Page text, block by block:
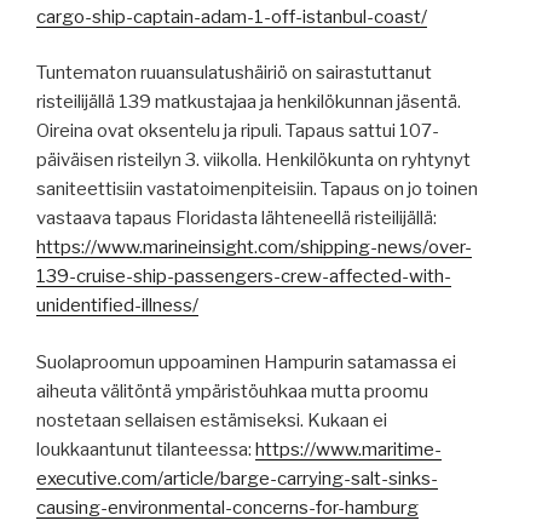
cargo-ship-captain-adam-1-off-istanbul-coast/
Tuntematon ruuansulatushäiriö on sairastuttanut
risteilijällä 139 matkustajaa ja henkilökunnan jäsentä.
Oireina ovat oksentelu ja ripuli. Tapaus sattui 107-
päiväisen risteilyn 3. viikolla. Henkilökunta on ryhtynyt
saniteettisiin vastatoimenpiteisiin. Tapaus on jo toinen
vastaava tapaus Floridasta lähteneellä risteilijällä:
https://www.marineinsight.com/shipping-news/over-
139-cruise-ship-passengers-crew-affected-with-
unidentified-illness/
Suolaproomun uppoaminen Hampurin satamassa ei
aiheuta välitöntä ympäristöuhkaa mutta proomu
nostetaan sellaisen estämiseksi. Kukaan ei
loukkaantunut tilanteessa: https://www.maritime-
executive.com/article/barge-carrying-salt-sinks-
causing-environmental-concerns-for-hamburg